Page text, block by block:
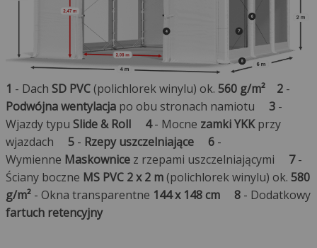
1 - Dach SD PVC(polichlorek winylu) ok. 560 g/m² 2-
Podwójna wentylacjapo obu stronach namiotu 3-
Wjazdy typu Slide & Roll 4- Mocne zamki YKKprzy
wjazdach 5- Rzepy uszczelniające 6-
Wymienne Maskownicez rzepami uszczelniającymi 7-
Ściany boczne MS PVC 2 x 2 m(polichlorek winylu) ok. 580
g/m²- Okna transparentne 144 x 148 cm 8- Dodatkowy
fartuch retencyjny